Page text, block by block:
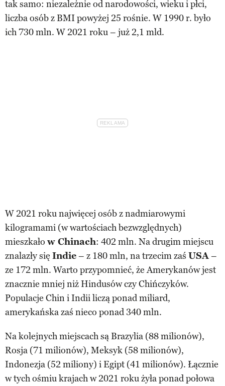
tak samo: niezależnie od narodowości, wieku i płci,
liczba osób z BMI powyżej 25 rośnie. W 1990 r. było
ich 730 mln. W 2021 roku – już 2,1 mld.
W 2021 roku najwięcej osób z nadmiarowymi
kilogramami (w wartościach bezwzględnych)
mieszkało w Chinach: 402 mln. Na drugim miejscu
znalazły się Indie– z 180 mln, na trzecim zaś USA–
ze 172 mln. Warto przypomnieć, że Amerykanów jest
znacznie mniej niż Hindusów czy Chińczyków.
Populacje Chin i Indii liczą ponad miliard,
amerykańska zaś nieco ponad 340 mln.
Na kolejnych miejscach są Brazylia (88 milionów),
Rosja (71 milionów), Meksyk (58 milionów),
Indonezja (52 miliony) i Egipt (41 milionów). Łącznie
w tych ośmiu krajach w 2021 roku żyła ponad połowa